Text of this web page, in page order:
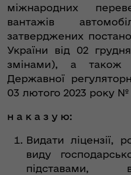
міжнародних
вантажів
затверджених
України від 02
змінами), а також
Державної
03 лютого 2023 року №
н а к а з у ю:
Видати ліцензії,
виду
підставами,